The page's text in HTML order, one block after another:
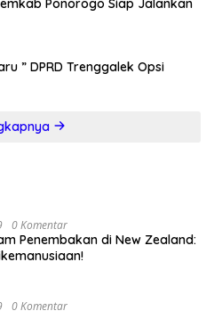
” DPRD Trenggalek Opsi
0 Komentar
Penembakan di New Zealand:
0 Komentar